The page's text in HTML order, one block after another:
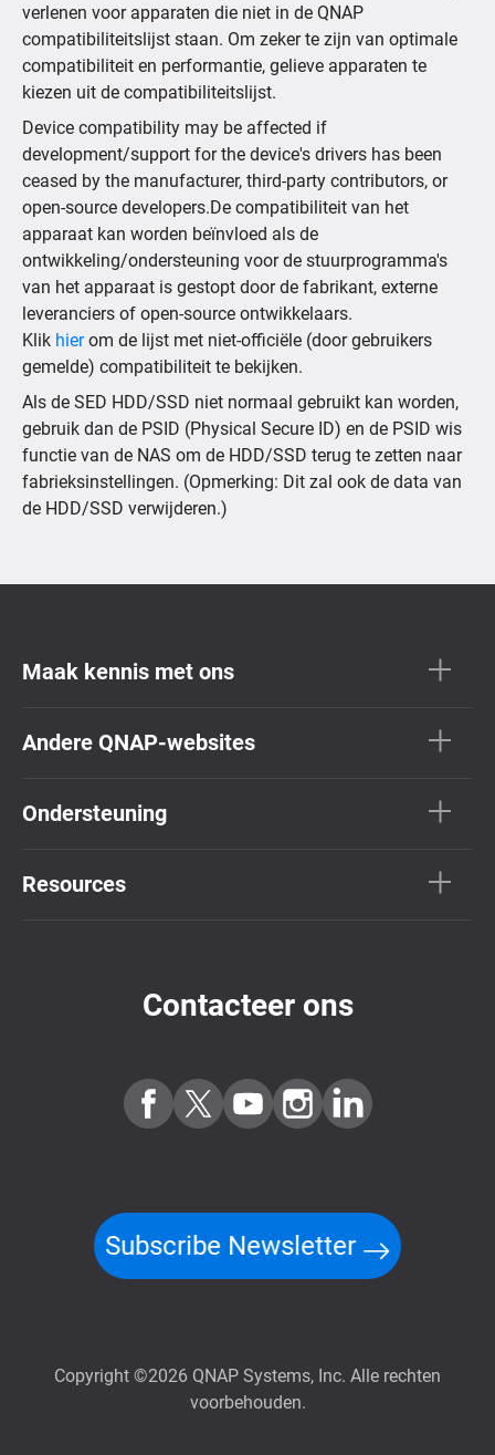
verlenen voor apparaten die niet in de QNAP
compatibiliteitslijst staan. Om zeker te zijn van optimale
compatibiliteit en performantie, gelieve apparaten te
kiezen uit de compatibiliteitslijst.
Device compatibility may be affected if
development/support for the device's drivers has been
ceased by the manufacturer, third-party contributors, or
open-source developers.De compatibiliteit van het
apparaat kan worden beïnvloed als de
ontwikkeling/ondersteuning voor de stuurprogramma's
van het apparaat is gestopt door de fabrikant, externe
leveranciers of open-source ontwikkelaars.
Klik hierom de lijst met niet-officiële (door gebruikers
gemelde) compatibiliteit te bekijken.
Als de SED HDD/SSD niet normaal gebruikt kan worden,
gebruik dan de PSID (Physical Secure ID) en de PSID wis
functie van de NAS om de HDD/SSD terug te zetten naar
fabrieksinstellingen. (Opmerking: Dit zal ook de data van
de HDD/SSD verwijderen.)
Maak kennis met ons
Andere QNAP-websites
Ondersteuning
Resources
Contacteer ons
Subscribe Newsletter
Copyright ©2026 QNAP Systems, Inc. Alle rechten
voorbehouden.